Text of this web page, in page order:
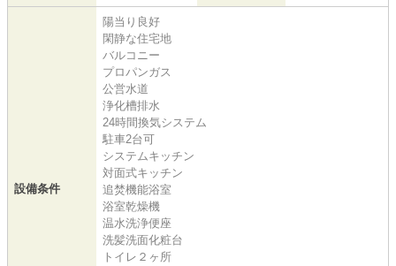
設備条件
陽当り良好
閑静な住宅地
バルコニー
プロパンガス
公営水道
浄化槽排水
24時間換気システム
駐車2台可
システムキッチン
対面式キッチン
追焚機能浴室
浴室乾燥機
温水洗浄便座
洗髪洗面化粧台
トイレ２ヶ所